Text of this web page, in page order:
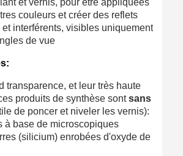
et vernis, pour être appliquées
couleurs et créer des reflets
interférents, visibles uniquement
de vue
transparence, et leur très haute
produits de synthèse sontsans
de poncer et niveler les vernis):
à base de microscopiques
(silicium) enrobées d'oxyde de